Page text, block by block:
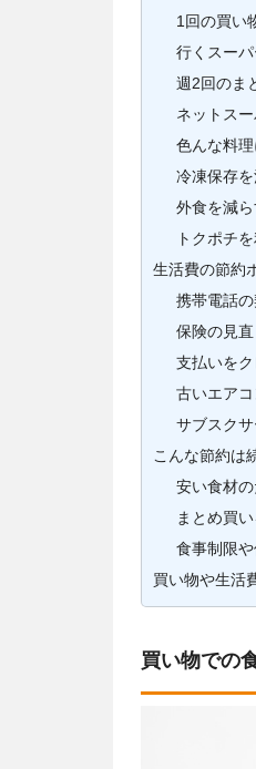
1回の買い
行くスー
週2回のま
ネットス
色んな料
冷凍保存
外食を減ら
トクポチ
生活費の節約
携帯電話
保険の見
支払いを
古いエア
サブスク
こんな節約は
安い食材
まとめ買
食事制限
買い物や生活
買い物での